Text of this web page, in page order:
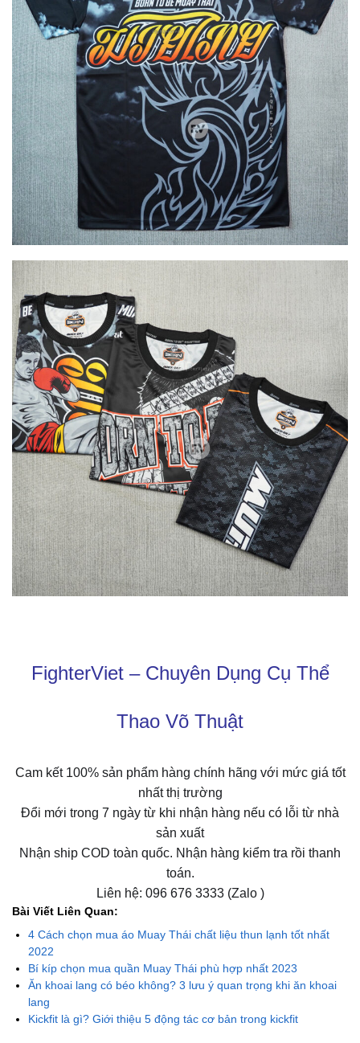
FighterViet – Chuyên Dụng Cụ Thể
Thao Võ Thuật
Cam kết 100% sản phẩm hàng chính hãng với mức giá tốt
nhất thị trường
Đổi mới trong 7 ngày từ khi nhận hàng nếu có lỗi từ nhà
sản xuất
Nhận ship COD toàn quốc. Nhận hàng kiểm tra rồi thanh
toán.
Liên hệ: 096 676 3333 (Zalo )
Bài Viết Liên Quan:
4 Cách chọn mua áo Muay Thái chất liệu thun lạnh tốt nhất
2022
Bí kíp chọn mua quần Muay Thái phù hợp nhất 2023
Ăn khoai lang có béo không? 3 lưu ý quan trọng khi ăn khoai
lang
Kickfit là gì? Giới thiệu 5 động tác cơ bản trong kickfit